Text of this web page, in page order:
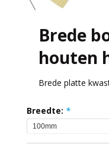
Brede
houten
Brede platte
Breedte: *